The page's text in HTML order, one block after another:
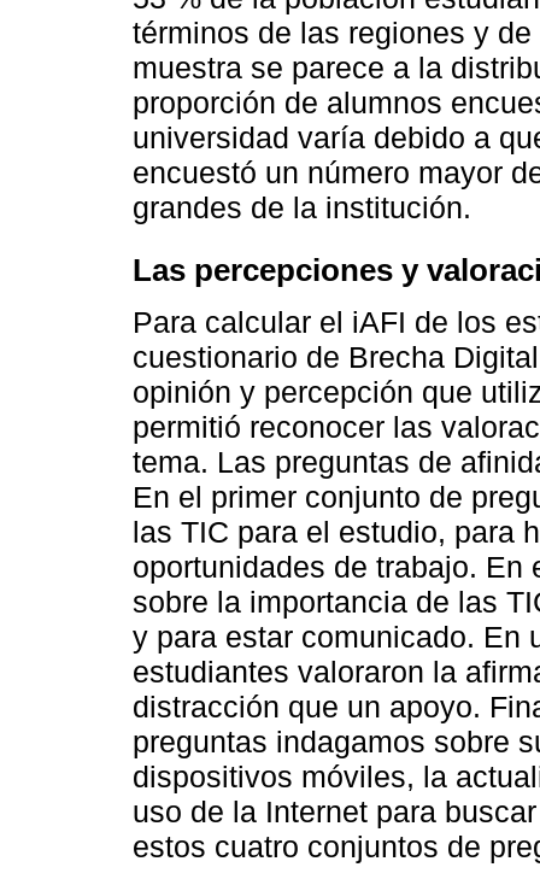
términos de las regiones y
muestra se parece a la
proporción de alumnos
universidad varía debido a
encuestó un número mayor
grandes de la institución.
Las percepciones y
Para calcular el iAFI de los
cuestionario de Brecha
opinión y percepción que
permitió reconocer las
tema. Las preguntas de
En el primer conjunto de
las TIC para el estudio, para
oportunidades de trabajo.
sobre la importancia de las
y para estar comunicado. En
estudiantes valoraron la
distracción que un apoyo.
preguntas indagamos sobre
dispositivos móviles, la
uso de la Internet para
estos cuatro conjuntos de